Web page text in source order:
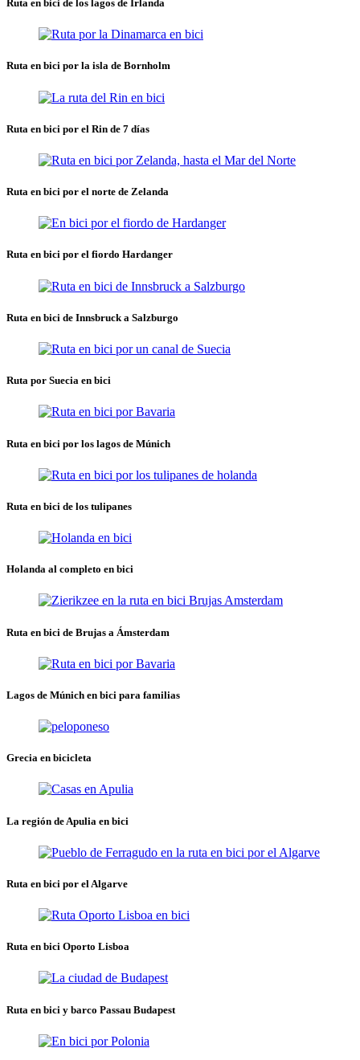
Ruta en bici de los lagos de Irlanda
Ruta en bici por la isla de Bornholm
Ruta en bici por el Rin de 7 días
Ruta en bici por el norte de Zelanda
Ruta en bici por el fiordo Hardanger
Ruta en bici de Innsbruck a Salzburgo
Ruta por Suecia en bici
Ruta en bici por los lagos de Múnich
Ruta en bici de los tulipanes
Holanda al completo en bici
Ruta en bici de Brujas a Ámsterdam
Lagos de Múnich en bici para familias
Grecia en bicicleta
La región de Apulia en bici
Ruta en bici por el Algarve
Ruta en bici Oporto Lisboa
Ruta en bici y barco Passau Budapest